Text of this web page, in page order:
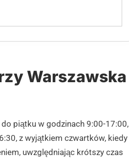
Warszawska
piątku w godzinach 9:00-17:00,
z wyjątkiem czwartków, kiedy
uwzględniając krótszy czas